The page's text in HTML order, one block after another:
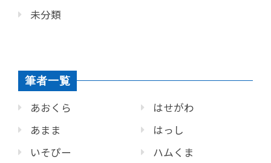
未分類
筆者一覧
あおくら
あまま
いそぴー
はせがわ
はっし
ハムくま